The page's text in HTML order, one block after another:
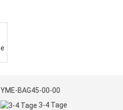
YME-BAG45-00-00
3-4 Tage